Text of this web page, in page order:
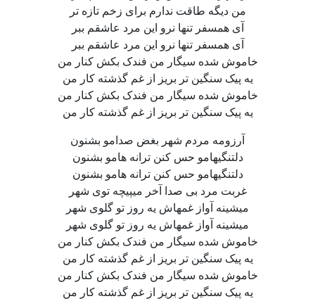
من دیگه طاقت ندارم برای زخم تازه تر
آی همسفر تنها نرو این مرد عاشقم ببر
آی همسفر تنها نرو این مرد عاشقم ببر
خاموش شده سیگار من فندک بکش کنار من
یه پیک سنگین تر بریز از غم گذشته کار من
خاموش شده سیگار من فندک بکش کنار من
یه پیک سنگین تر بریز از غم گذشته کار من
آرزومه مردم شهر بغض صدامو بشنون
دلتنگیهامو حس کنن ترانه هامو بشنون
دلتنگیهامو حس کنن ترانه هامو بشنون
غربت مرد بی صدا آخر میپیچه توی شهر
میشینه آواز غمهاش یه روز تو گلوی شهر
میشینه آواز غمهاش یه روز تو گلوی شهر
خاموش شده سیگار من فندک بکش کنار من
یه پیک سنگین تر بریز از غم گذشته کار من
خاموش شده سیگار من فندک بکش کنار من
یه پیک سنگین تر بریز از غم گذشته کار من